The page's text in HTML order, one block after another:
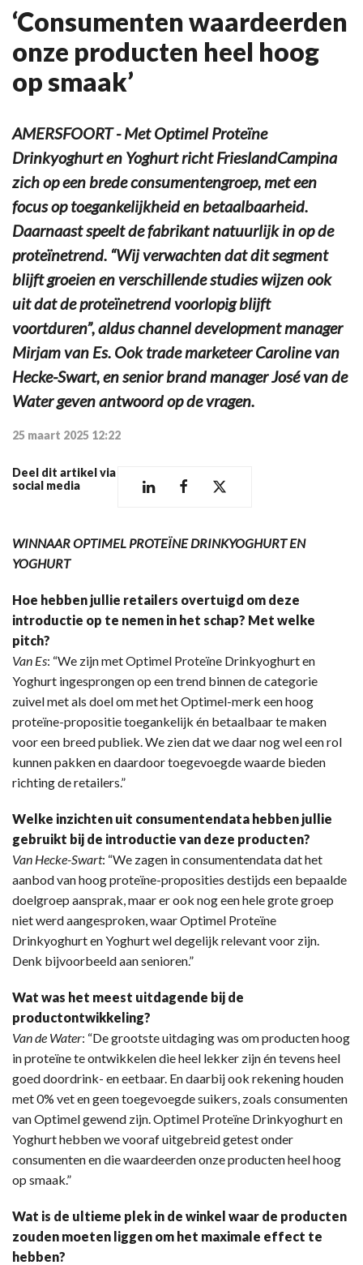
‘Consumenten waardeerden
onze producten heel hoog
op smaak’
AMERSFOORT - Met Optimel Proteïne
Drinkyoghurt en Yoghurt richt FrieslandCampina
zich op een brede consumentengroep, met een
focus op toegankelijkheid en betaalbaarheid.
Daarnaast speelt de fabrikant natuurlijk in op de
proteïnetrend. “Wij verwachten dat dit segment
blijft groeien en verschillende studies wijzen ook
uit dat de proteïnetrend voorlopig blijft
voortduren”, aldus channel development manager
Mirjam van Es. Ook trade marketeer Caroline van
Hecke-Swart, en senior brand manager José van de
Water geven antwoord op de vragen.
25 maart 2025 12:22
Deel dit artikel via
social media
WINNAAR OPTIMEL PROTEÏNE DRINKYOGHURT EN
YOGHURT
Hoe hebben jullie retailers overtuigd om deze
introductie op te nemen in het schap? Met welke
pitch?
Van Es: “We zijn met Optimel Proteïne Drinkyoghurt en
Yoghurt ingesprongen op een trend binnen de categorie
zuivel met als doel om met het Optimel-merk een hoog
proteïne-propositie toegankelijk én betaalbaar te maken
voor een breed publiek. We zien dat we daar nog wel een rol
kunnen pakken en daardoor toegevoegde waarde bieden
richting de retailers.”
Welke inzichten uit consumentendata hebben jullie
gebruikt bij de introductie van deze producten?
Van Hecke-Swart: “We zagen in consumentendata dat het
aanbod van hoog proteïne-proposities destijds een bepaalde
doelgroep aansprak, maar er ook nog een hele grote groep
niet werd aangesproken, waar Optimel Proteïne
Drinkyoghurt en Yoghurt wel degelijk relevant voor zijn.
Denk bijvoorbeeld aan senioren.”
Wat was het meest uitdagende bij de
productontwikkeling?
Van de Water: “De grootste uitdaging was om producten hoog
in proteïne te ontwikkelen die heel lekker zijn én tevens heel
goed doordrink- en eetbaar. En daarbij ook rekening houden
met 0% vet en geen toegevoegde suikers, zoals consumenten
van Optimel gewend zijn. Optimel Proteïne Drinkyoghurt en
Yoghurt hebben we vooraf uitgebreid getest onder
consumenten en die waardeerden onze producten heel hoog
op smaak.”
Wat is de ultieme plek in de winkel waar de producten
zouden moeten liggen om het maximale effect te
hebben?